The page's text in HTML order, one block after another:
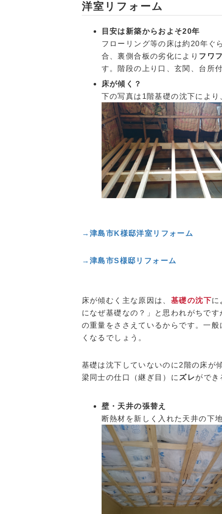
洋室リフォーム
目安は新築からおよそ20年
フローリング等の床は約20年ぐ
合、裏側合板の劣化により フワ
す。階段の上り口、玄関、台所
床が傾く？
下の写真は1階基礎の沈下によ
→ 津島市K様邸洋室リフォーム
→ 津島市S様邸リフォーム
床が傾むく主な原因は、 基礎の沈下に
になぜ基礎なの？」と思われがちで
の重量をささえているからです。一
くなるでしょう。
基礎は沈下していないのに2階の床が
梁同士の仕口（継ぎ目）に ズレができ
壁・天井の張替え
断熱材を新しく入れた天井の下